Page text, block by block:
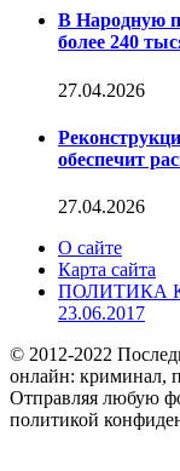
В Народную
более 240
27.04.2026
обеспечит
27.04.2026
О сайте
Карта сайта
ПОЛИТИКА
23.06.2017
© 2012-2022
онлайн: криминал,
Отправляя любую
политикой